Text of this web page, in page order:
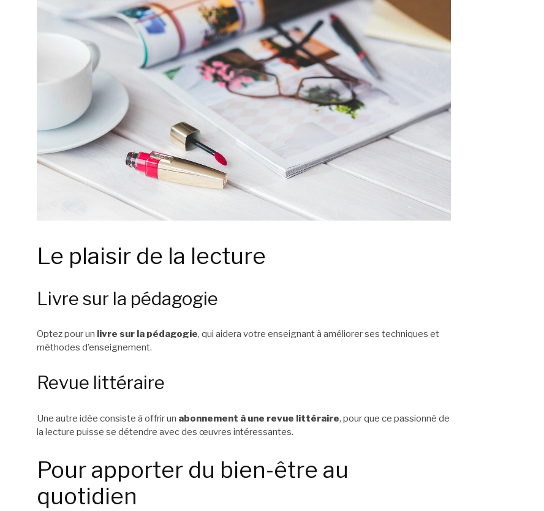
Le plaisir de la lecture
Livre sur la pédagogie
Optez pour un livre sur la pédagogie, qui aidera votre enseignant à améliorer ses techniques et
méthodes d’enseignement.
Revue littéraire
Une autre idée consiste à offrir un abonnement à une revue littéraire, pour que ce passionné de
la lecture puisse se détendre avec des œuvres intéressantes.
Pour apporter du bien-être au
quotidien